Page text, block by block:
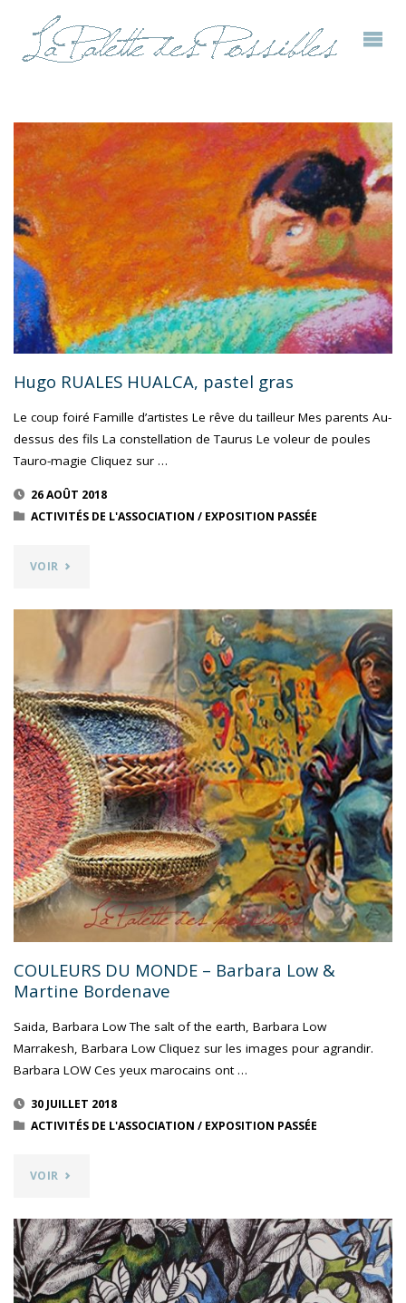
Hugo RUALES HUALCA, pastel gras
Le coup foiré Famille d’artistes Le rêve du tailleur Mes parents Au-
dessus des fils La constellation de Taurus Le voleur de poules
Tauro-magie Cliquez sur …
26 AOÛT 2018
ACTIVITÉS DE L'ASSOCIATION / EXPOSITION PASSÉE
VOIR "HUGO
HUALCA,
PASTEL
GRAS"
COULEURS DU MONDE – Barbara Low &
Martine Bordenave
Saida, Barbara Low The salt of the earth, Barbara Low
Marrakesh, Barbara Low Cliquez sur les images pour agrandir.
Barbara LOW Ces yeux marocains ont …
30 JUILLET 2018
ACTIVITÉS DE L'ASSOCIATION / EXPOSITION PASSÉE
VOIR "COULEURS
MONDE
–